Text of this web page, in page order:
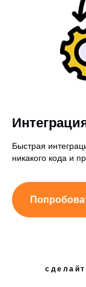
Быстрая
никакого кода и